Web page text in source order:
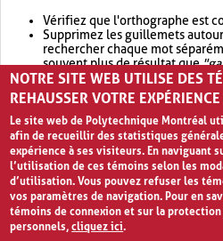
Vérifiez que l'orthographe est
Supprimez les guillemets
rechercher chaque mot
souvent plus de résultat que
Envisagez d'élargir votre
retournera souvent plus de
NOTRE SITE WEB UTILISE DES
REHAUSSER VOTRE
Le site web de Polytechnique Montréal
afin de recueillir des statistiques
expérience à ses visiteurs. En naviguant
l’utilisation de ces témoins selon les
d’utilisation. Vous pouvez refuser les
vos paramètres de navigation. Pour en
témoins de connexion et sur la
personnels,cliquez ici.